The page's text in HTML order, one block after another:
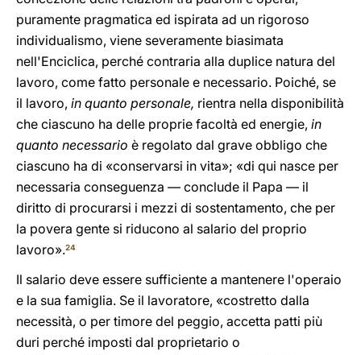
puramente pragmatica ed ispirata ad un rigoroso
individualismo, viene severamente biasimata
nell'Enciclica, perché contraria alla duplice natura del
lavoro, come fatto personale e necessario. Poiché, se
il lavoro, in quanto personale, rientra nella disponibilità
che ciascuno ha delle proprie facoltà ed energie, in
quanto necessario è regolato dal grave obbligo che
ciascuno ha di «conservarsi in vita»; «di qui nasce per
necessaria conseguenza — conclude il Papa — il
diritto di procurarsi i mezzi di sostentamento, che per
la povera gente si riducono al salario del proprio
lavoro».24
Il salario deve essere sufficiente a mantenere l'operaio
e la sua famiglia. Se il lavoratore, «costretto dalla
necessità, o per timore del peggio, accetta patti più
duri perché imposti dal proprietario o